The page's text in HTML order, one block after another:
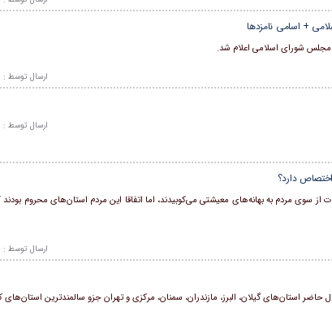
+ اسامی نامزدها
مجلس شورای اسلامی اعلام شد.
ارسال توسط :
ارسال توسط :
دارد؟
از سوی مردم به بهانه‌های معیشتی می‌کوبیدند، اما اتفاقا این مردم استان‌های محروم
ارسال توسط :
استان‌های گیلان، البرز، مازندران، سمنان، مرکزی و تهران جزو سالمندترین